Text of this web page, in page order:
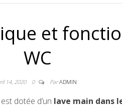
et
WC
14, 2020 0 ParADMIN
dotée d’un lave main dans